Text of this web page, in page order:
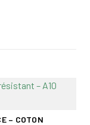
– COTON